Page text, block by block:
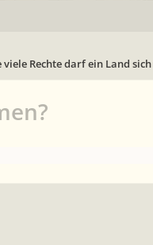
viele Rechte darf ein Land